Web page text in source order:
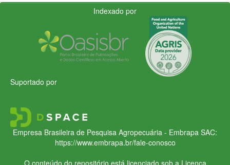
Indexado por
Suportado por
Empresa Brasileira de Pesquisa Agropecuária - Embrapa SAC:
https://www.embrapa.br/fale-conosco
O conteúdo do repositório está licenciado sob a Licença